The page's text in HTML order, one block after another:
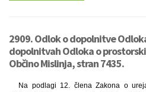
2909. Odlok o dopolnitve
dopolnitvah Odloka o
Občino Mislinja, stran 7435.
Na podlagi 12. člena Zakona o